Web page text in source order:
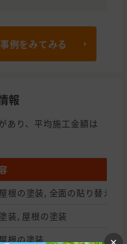
例をみてみる
報
あり、平均施工金額は
根の塗装, 全面の貼り替え,
装, 屋根の塗装
根の塗装